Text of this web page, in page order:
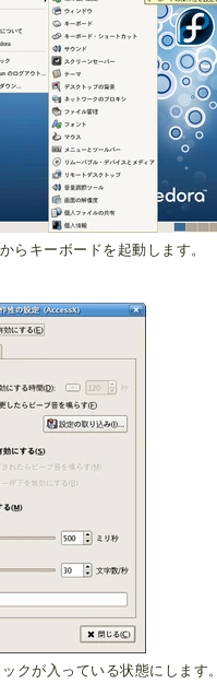
らキーボードを起動します。
クが入っている状態にします。